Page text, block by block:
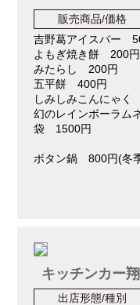
販売商品/価格
吉野葛アイスバー
よもぎ焼き餅 200円
みたらし 200円
五平餅 400円
しみしみこんにゃ
幻のレインボーラ
袋 1500円
ボタン鍋 800円(冬
キッチンカー翔
出店形態/種別